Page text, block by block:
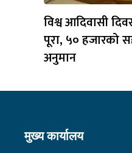
विश्व आदिवासी
पूरा, ५० हजारको
अनुमान
मुख्य कार्यालय